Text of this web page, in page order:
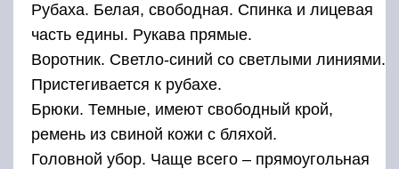
Рубаха. Белая, свободная. Спинка и лицевая
часть едины. Рукава прямые.
Воротник. Светло-синий со светлыми линиями.
Пристегивается к рубахе.
Брюки. Темные, имеют свободный крой,
ремень из свиной кожи с бляхой.
Головной убор. Чаще всего – прямоугольная